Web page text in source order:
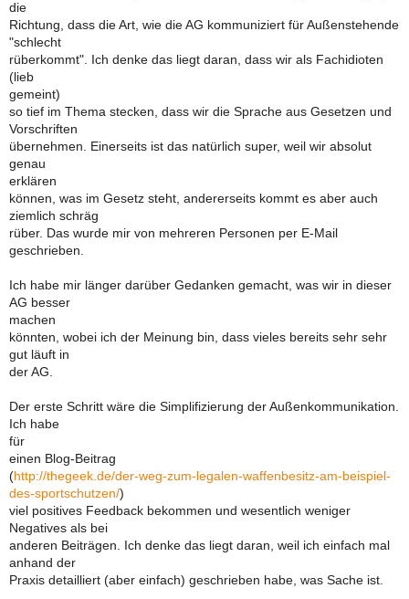
die
Richtung, dass die Art, wie die AG kommuniziert für Außenstehende
"schlecht
rüberkommt". Ich denke das liegt daran, dass wir als Fachidioten
(lieb
gemeint)
so tief im Thema stecken, dass wir die Sprache aus Gesetzen und
Vorschriften
übernehmen. Einerseits ist das natürlich super, weil wir absolut
genau
erklären
können, was im Gesetz steht, andererseits kommt es aber auch
ziemlich schräg
rüber. Das wurde mir von mehreren Personen per E-Mail
geschrieben.
Ich habe mir länger darüber Gedanken gemacht, was wir in dieser
AG besser
machen
könnten, wobei ich der Meinung bin, dass vieles bereits sehr sehr
gut läuft in
der AG.
Der erste Schritt wäre die Simplifizierung der Außenkommunikation.
Ich habe
für
einen Blog-Beitrag
(http://thegeek.de/der-weg-zum-legalen-waffenbesitz-am-beispiel-
des-sportschutzen/)
viel positives Feedback bekommen und wesentlich weniger
Negatives als bei
anderen Beiträgen. Ich denke das liegt daran, weil ich einfach mal
anhand der
Praxis detailliert (aber einfach) geschrieben habe, was Sache ist.